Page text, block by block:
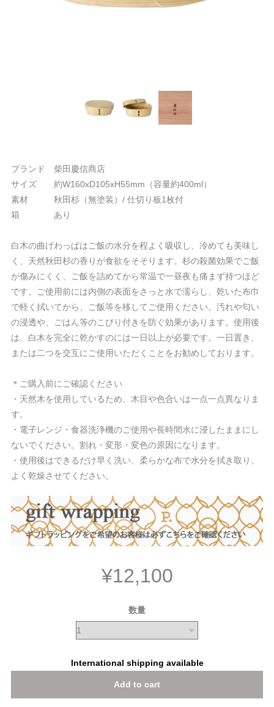
ブランド 柴田慶信商店
サイズ 約W160xD105xH55mm（容量約400ml）
素材 秋田杉（無塗装）/ 仕切り板1枚付
箱 あり
白木の曲げわっぱはご飯の水分を程よく吸収し、冷めても美味し
く、天然秋田杉の香りが食欲をそそります。杉の殺菌効果でご飯
が傷みにくく、ご飯を詰めてから常温で一昼夜も痛まず持つほど
です。ご使用前には内側の表面をさっと水で濡らし、乾いた布巾
で軽く拭いてから、ご飯等を移してご使用ください。汚れや匂い
の浸透や、ごはん等のこびり付きを防ぐ効果があります。使用後
は、白木を完全に乾かすのには一日以上が必要です。一日置き、
または二つを交互にご使用いただくことをお勧めしております。
＊ご購入前にご確認ください
・天然木を使用しているため、木目や色合いは一点一点異なりま
す。
・電子レンジ・食器洗浄機のご使用や長時間水に浸したままにし
ないでください。割れ・変形・変色の原因になります。
・使用後はできるだけ早く洗い、柔らかな布で水分を拭き取り、
よく乾燥させてください。
¥12,100
数量
International shipping available
Add to cart